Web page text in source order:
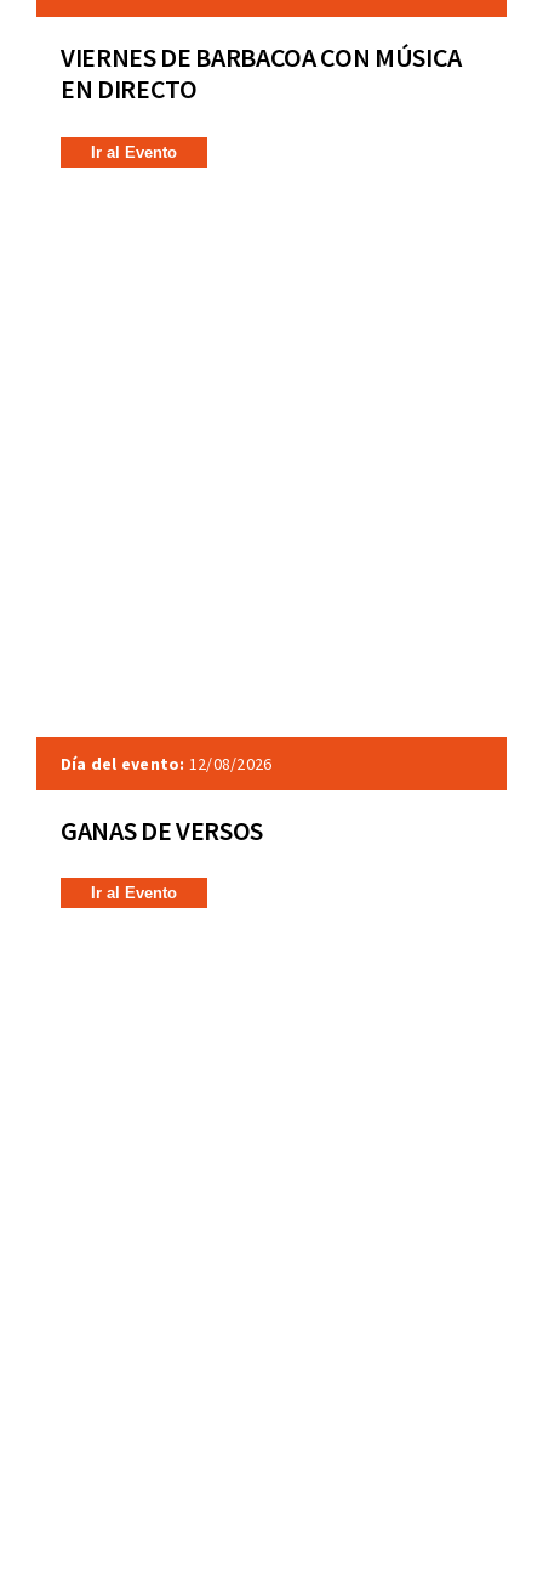
VIERNES DE BARBACOA CON MÚSICA
EN DIRECTO
Ir al Evento
Día del evento: 12/08/2026
GANAS DE VERSOS
Ir al Evento